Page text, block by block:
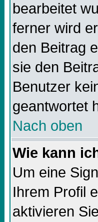
bearbeitet
ferner wird
den Beitrag
sie den
Benutzer
geantwortet
Nach oben
Wie kann
Um eine
Ihrem Profil
aktivieren